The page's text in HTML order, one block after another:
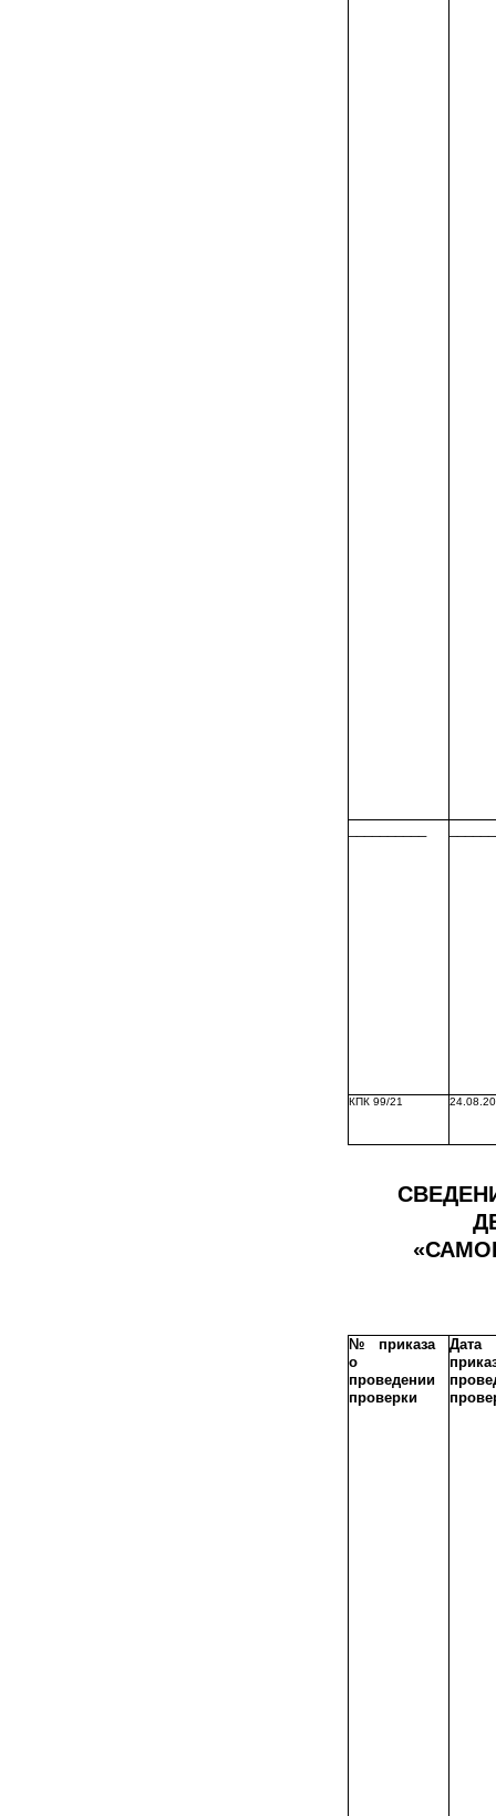
КПК 99/21 24.08
№ приказа
о
проведении
проверки
Дата